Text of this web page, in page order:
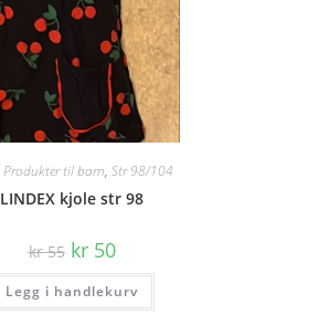
Produkter til barn, Str 98/104
LINDEX kjole str 98
kr55 Opprinnelig
pris
var:
kr 55.
kr50Nåværende
pris
er:
kr 50.
Legg i handlekurv